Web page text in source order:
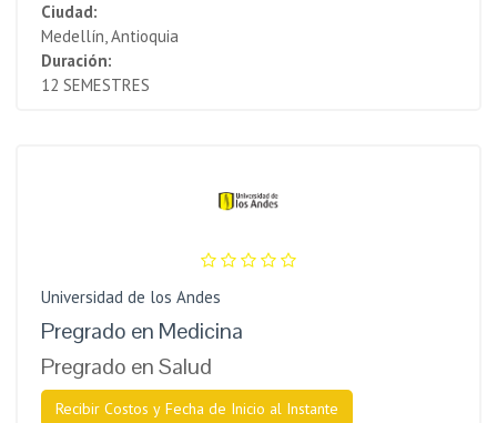
Ciudad:
Medellín, Antioquia
Duración:
12 SEMESTRES
Universidad de los Andes
Pregrado en Medicina
Pregrado en Salud
Recibir Costos y Fecha de Inicio al Instante